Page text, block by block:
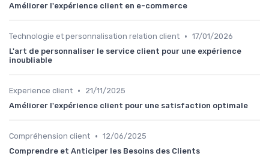
Améliorer l'expérience client en e-commerce
Technologie et personnalisation relation client • 17/01/2026
L'art de personnaliser le service client pour une expérience
inoubliable
Experience client •
21/11/2025
Améliorer l'expérience client pour une satisfaction optimale
Compréhension client • 12/06/2025
Comprendre et Anticiper les Besoins des Clients